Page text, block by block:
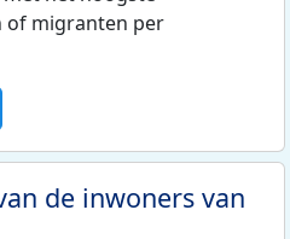
of migranten per
de inwoners van